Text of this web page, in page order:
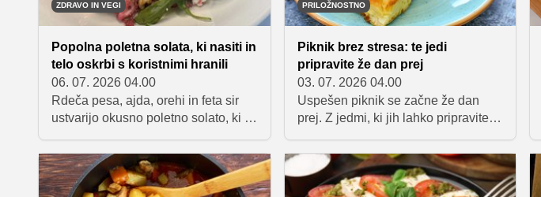
ZDRAVO IN VEGI
Popolna poletna solata, ki nasiti in
telo oskrbi s koristnimi hranili
06. 07. 2026 04.00
Rdeča pesa, ajda, orehi in feta sir
ustvarijo okusno poletno solato, ki ni
in hranljiva. Odlična izbira za lahko
kosilo, večerjo ali zdrav obrok, ki vas
bo prijetno nasitil.
PRILOŽNOSTNO
Piknik brez stresa: te jedi
pripravite že dan prej
03. 07. 2026 04.00
Uspešen piknik se začne že dan
prej. Z jedmi, ki jih lahko pripravite
prihranili čas, hkrati pa poskrbeli za
pestro in okusno obloženo mizo.
Zbrali smo devet receptov, ki so